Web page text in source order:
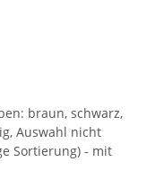
braun, schwarz,
Auswahl nicht
Sortierung) - mit